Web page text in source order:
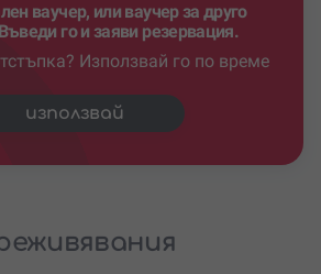
ваучер, или ваучер за друго
го и заяви резервация.
Използвай го по време
използвай